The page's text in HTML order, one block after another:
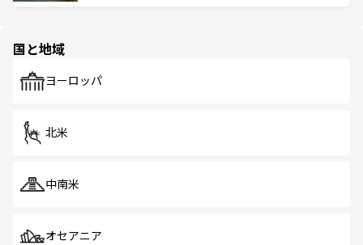
で、ホーカーズは地元の風情を楽しめる外せないスポット
国と地域
ヨーロッパ
北米
中南米
オセアニア